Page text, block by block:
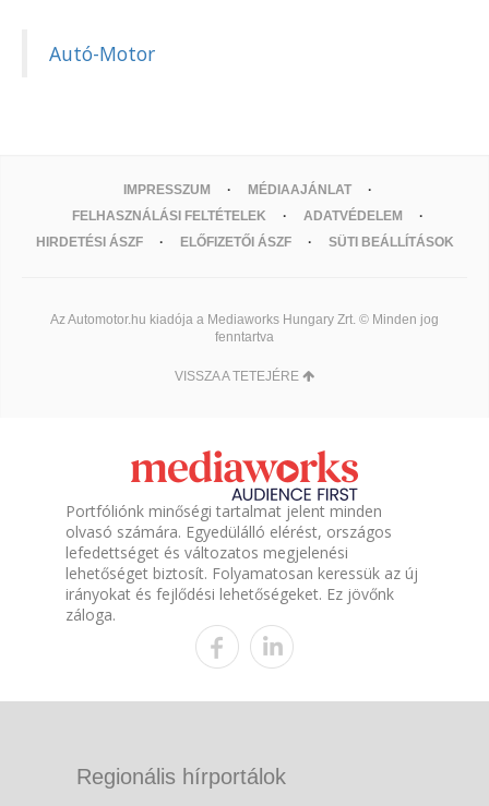
Autó-Motor
IMPRESSZUM
MÉDIAAJÁNLAT
FELHASZNÁLÁSI FELTÉTELEK
ADATVÉDELEM
HIRDETÉSI ÁSZF
ELŐFIZETŐI ÁSZF SÜTI BEÁLLÍTÁSOK
Az Automotor.hu kiadója a Mediaworks Hungary Zrt. © Minden jog
fenntartva
VISSZA A TETEJÉRE
Portfóliónk minőségi tartalmat jelent minden
olvasó számára. Egyedülálló elérést, országos
lefedettséget és változatos megjelenési
lehetőséget biztosít. Folyamatosan keressük az új
irányokat és fejlődési lehetőségeket. Ez jövőnk
záloga.
Regionális hírportálok